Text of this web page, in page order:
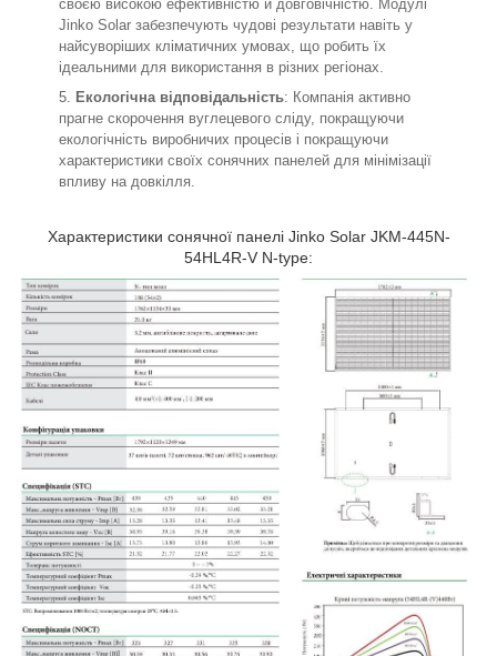
своєю високою ефективністю й довговічністю. Модулі
Jinko Solar забезпечують чудові результати навіть у
найсуворіших кліматичних умовах, що робить їх
ідеальними для використання в різних регіонах.
Екологічна відповідальність: Компанія активно
прагне скорочення вуглецевого сліду, покращуючи
екологічність виробничих процесів і покращуючи
характеристики своїх сонячних панелей для мінімізації
впливу на довкілля.
Характеристики сонячної панелі Jinko Solar JKM-445N-
54HL4R-V N-type: